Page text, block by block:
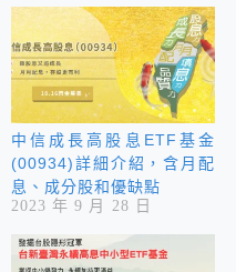
中信成長高股息ETF基金
(00934)詳細介紹，含月配
息、成分股和優缺點
2023 年 9 月 28 日